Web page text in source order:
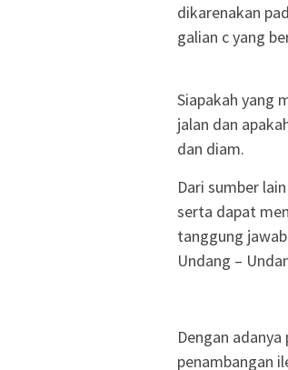
dikarenakan
galian c yang
Siapakah yang
jalan dan
dan diam.
Dari sumber
serta dapat
tanggung
Undang –
Dengan
penambangan